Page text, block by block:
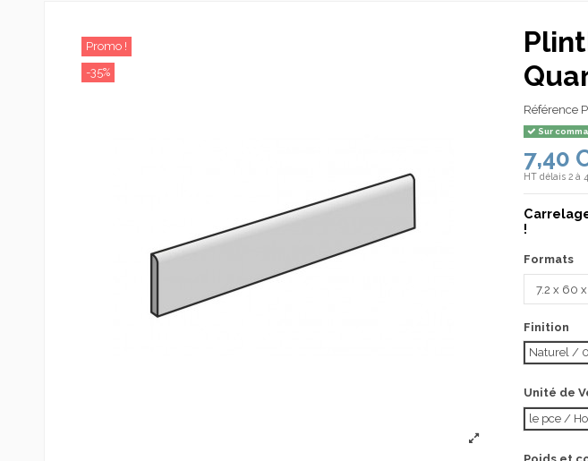
Promo !
-35%
Référence
Sur
7,40
HTdélais 2 à
!
Formats
Finition
Naturel /
Unité de
le pce /